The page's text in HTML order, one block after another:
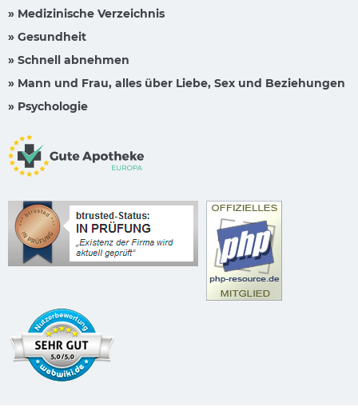
» Medizinische Verzeichnis
» Gesundheit
» Schnell abnehmen
» Mann und Frau, alles über Liebe, Sex und Beziehungen
» Psychologie